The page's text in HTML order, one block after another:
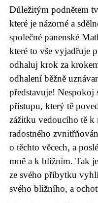
Důležitým podnětem
které je názorné a
společné panenské
které to vše vyjadřuje
odhaluj krok za
odhalení běžně
představuje!
přístupu, který tě
zážitku vedoucího tě k
radostného
o těchto věcech, a
mně a k bližním. Tak
ze svého příbytku
svého bližního, a